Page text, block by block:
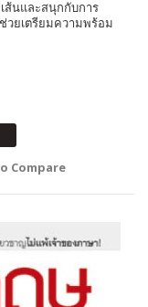
ส้นและสนุกกับการ
วยเตรียมความพร้อม
Compare